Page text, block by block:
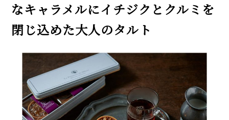
なキャラメルにイチジクとクルミを
閉じ込めた大人のタルト